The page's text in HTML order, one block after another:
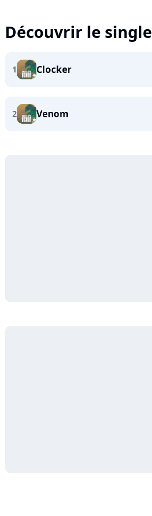
Découvrir le single
1 Clocker
2 Venom